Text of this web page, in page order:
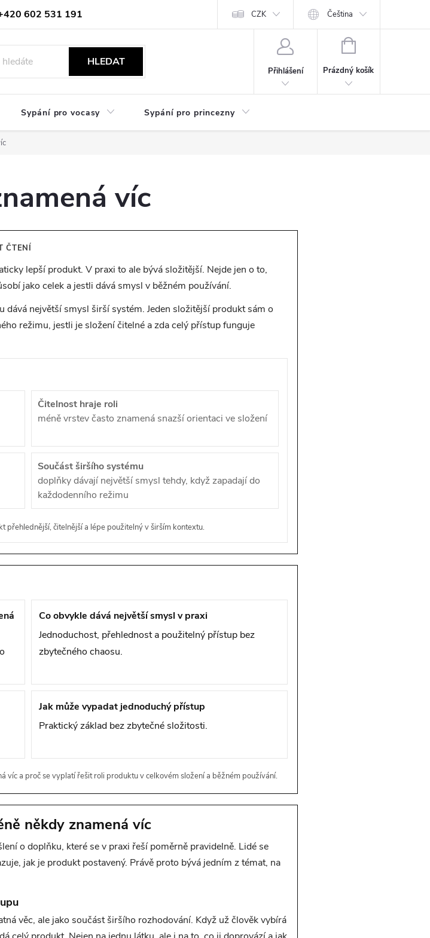
602 531 191
sdělení Hodnocení obchodu CZK Čeština
HLEDAT
Přihlášení
NÁKUPNÍ
Prázdný košík
Sypání pro vocasy Sypání pro princezny
víc
ČTENÍ
lepší produkt. V praxi to ale bývá složitější. Nejde jen o to,
jako celek a jestli dává smysl v běžném používání.
dává největší smysl širší systém. Jeden složitější produkt sám o
režimu, jestli je složení čitelné a zda celý přístup funguje
Čitelnost hraje roli
méně vrstev často znamená snazší orientaci ve složení
Součást širšího systému
doplňky dávají největší smysl tehdy, když zapadají do
každodenního režimu
čitelnější a lépe použitelný v širším kontextu.
Co obvykle dává největší smysl v praxi
Jednoduchost, přehlednost a použitelný přístup bez
zbytečného chaosu.
Jak může vypadat jednoduchý přístup
Praktický základ bez zbytečné složitosti.
víc a proč se vyplatí řešit roli produktu v celkovém složení a běžném používání.
někdy znamená víc
o doplňku, které se v praxi řeší poměrně pravidelně. Lidé se
jak je produkt postavený. Právě proto bývá jedním z témat, na
věc, ale jako součást širšího rozhodování. Když už člověk vybírá